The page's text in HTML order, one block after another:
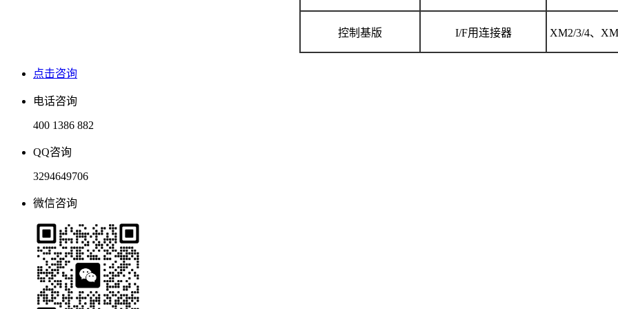
控制基版 I/F用连接器 XM2/3/4、
点击咨询
电话咨询
400 1386 882
QQ咨询
3294649706
微信咨询